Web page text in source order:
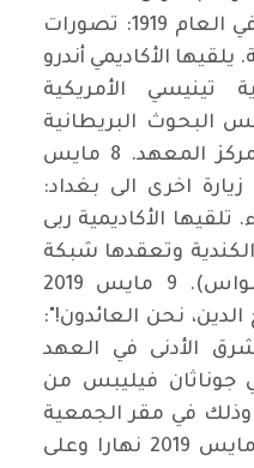
الامبريالية في بلاد الشام في العام 1919: تصورات
الأكاديمي أندرو
تينيسي الأمريكية
البحوث البريطانية
في بلاد الشام وذلك في مركز المعهد. 8 مايس
زيارة اخرى الى بغداد:
تلقيها الأكاديمية ربى
وتعقدها شبكة
الفنون الاسلامية في (سواس). 9 مايس 2019
نحن العائدون!":
الأدنى في العهد
جوناثان فيليبس من
في مقر الجمعية
الآسيوية الملكية. 11 12 -مايس 2019 نهارا وعلى